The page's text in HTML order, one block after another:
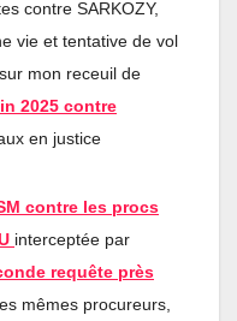
contre SARKOZY,
vie et tentative de vol
mon receuil de
2025 contre
en justice
contre les procs
interceptée par
requête près
mêmes procureurs,